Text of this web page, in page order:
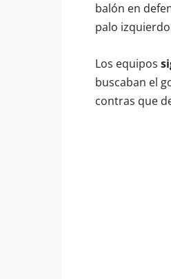
balón en
palo
Los equipos
buscaban el
contras que